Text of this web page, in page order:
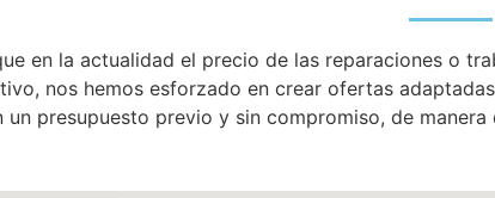
en la actualidad el precio de las reparaciones o
nos hemos esforzado en crear ofertas
presupuesto previo y sin compromiso, de